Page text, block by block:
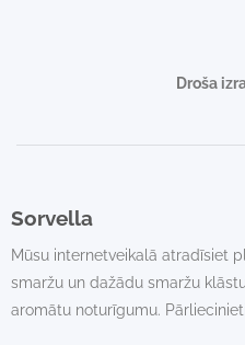
Droša
Sorvella
Mūsu internetveikalā atradīsiet
smaržu un dažādu smaržu
aromātu noturīgumu.